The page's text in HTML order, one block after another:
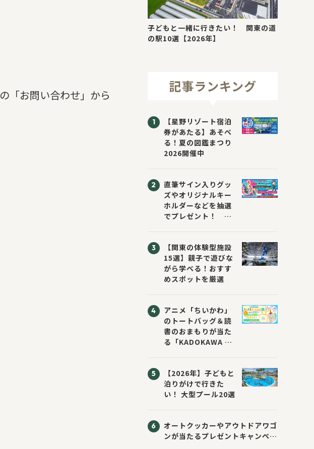
の「お問い合わせ」から
子どもと一緒に行きたい！ 関東の道
の駅10選【2026年】
記事ランキング
【星野リゾート宿泊
券があたる】あそべ
る！夏の図鑑まつり
2026開催中
直筆サイン入りグッ
ズやオリジナルキー
ホルダーなどを抽選
でプレゼント！
ジブックフェア2026
～すまない先生と読
書にチャレンジ！
～」が開催！
【関東の体験型施設
15選】親子で遊びな
がら学べる！おすす
めスポットを厳選
アニメ「ちいかわ」
のトートバッグ＆読
書のおまもりが当た
る「KADOKAWA ち
催！ スマホ壁紙は
応募者全員にプレゼ
ント！
【2026年】子どもと
泊りがけで行きた
い！ 大型プール20選
オートクッカーやアウトドアワゴ
ンが当たるプレゼントキャンペー